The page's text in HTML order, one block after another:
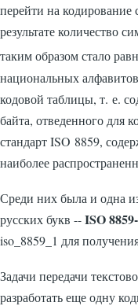
перейти на
результате количество
таким образом стало
национальных
кодовой таблицы, т. е.
байта, отведенного для
стандарт ISO 8859,
наиболее
Среди них была и одна
русских букв --ISO
iso_8859_1 для
Задачи передачи
разработать еще одну